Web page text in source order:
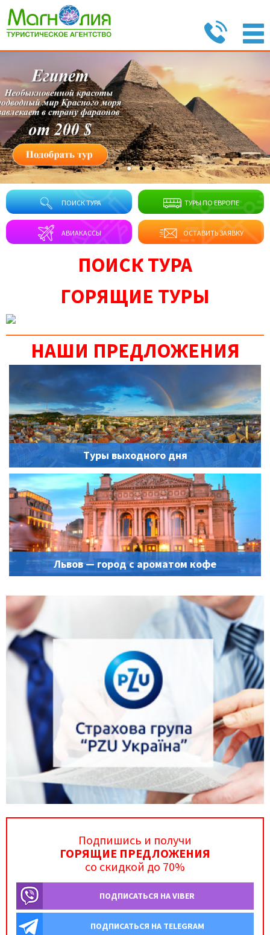
ПОИСК ТУРА ТУРЫ ПО ЕВРОПЕ
АВИАКАССЫ ОСТАВИТЬ ЗАЯВКУ
ПОИСК ТУРА
ГОРЯЩИЕ ТУРЫ
НАШИ ПРЕДЛОЖЕНИЯ
Туры выходного дня
Львов — город с ароматом кофе
Подпишись и получи
ГОРЯЩИЕ ПРЕДЛОЖЕНИЯ
со скидкой до 70%
ПОДПИСАТЬСЯ НА VIBER
ПОДПИСАТЬСЯ НА TELEGRAM